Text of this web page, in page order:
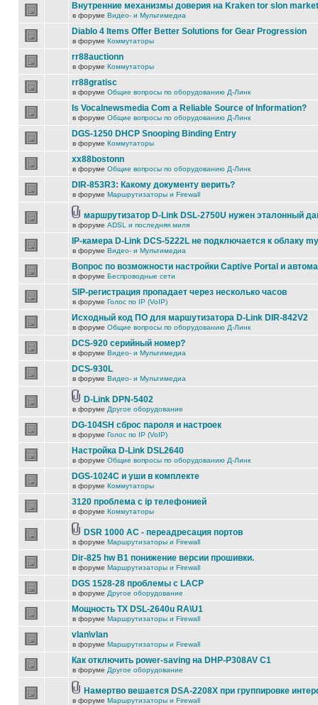
Внутренние механизмы доверия на Kraken tor slon market
в форуме Видео- и Мультимедиа
Diablo 4 Items Offer Better Solutions for Gear Progression
в форуме Коммутаторы
rr88auctionn
в форуме Коммутаторы
rr88gratisc
в форуме Общие вопросы по оборудованию Д-Линк
Is Vocalnewsmedia Com a Reliable Source of Information?
в форуме Общие вопросы по оборудованию Д-Линк
DGS-1250 DHCP Snooping Binding Entry
в форуме Коммутаторы
xx88bostonn
в форуме Общие вопросы по оборудованию Д-Линк
DIR-853R3: Какому документу верить?
в форуме Маршрутизаторы и Firewall
маршрутизатор D-Link DSL-2750U нужен эталонный
в форуме ADSL и последняя миля
IP-камера D-Link DCS-5222L не подключается к облаку
в форуме Видео- и Мультимедиа
Вопрос по возможности настройки Captive Portal и
в форуме Беспроводные сети
SIP-регистрация пропадает через несколько часов
в форуме Голос по IP (VoIP)
Исходный код ПО для маршутизатора D-Link DIR-842V2
в форуме Общие вопросы по оборудованию Д-Линк
DCS-920 серийный номер?
в форуме Видео- и Мультимедиа
DCS-930L
в форуме Видео- и Мультимедиа
D-Link DPN-5402
в форуме Другое оборудование
DG-104SH сброс пароля и настроек
в форуме Голос по IP (VoIP)
Настройка D-Link DSL2640
в форуме Общие вопросы по оборудованию Д-Линк
DGS-1024C и уши в комплекте
в форуме Коммутаторы
3120 проблема с ip телефонией
в форуме Коммутаторы
DSR 1000 AC - переадресация портов
в форуме Маршрутизаторы и Firewall
Dir-825 hw B1 понижение версии прошивки.
в форуме Маршрутизаторы и Firewall
DGS 1528-28 проблемы с LACP
в форуме Другое оборудование
Мощность TX DSL-2640u RA\U1
в форуме Маршрутизаторы и Firewall
vlan\vlan
в форуме Маршрутизаторы и Firewall
Как отключить power-saving на DHP-P308AV C1
в форуме Другое оборудование
Намертво вешается DSA-2208X при группировке
в форуме Маршрутизаторы и Firewall